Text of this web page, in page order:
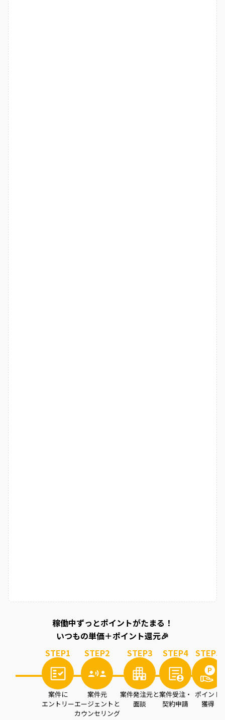
稼働中ずっとポイントがたまる！
いつもの単価＋ポイント還元🎉
STEP1
案件に
エントリー
STEP2
案件元
エージェントと
カウンセリング
STEP3
案件発注元と
面談
STEP4
案件受注・
契約申請
STEP5
ポイント
獲得